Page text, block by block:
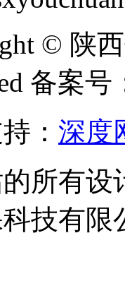
© 陕
备案号
： 深度
所有设
技有限